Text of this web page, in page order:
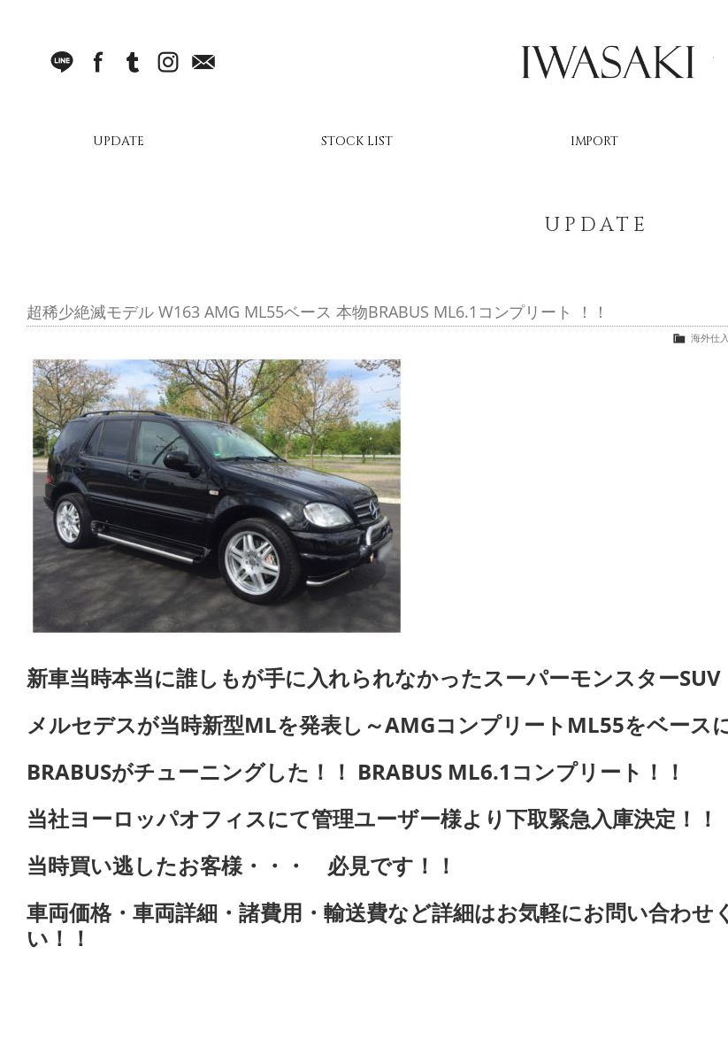
LINE facebookTumblr Instagram
UPDATE STOCK LIST IMPORT
UPDATE
超稀少絶滅モデル W163 AMG ML55ベース 本物BRABUS ML6.1コンプリート ！！
海外仕
新車当時本当に誰しもが手に入れられなかったスーパーモンスターSUV
メルセデスが当時新型MLを発表し～AMGコンプリートML55をベース
BRABUSがチューニングした！！ BRABUS ML6.1コンプリート！！
当社ヨーロッパオフィスにて管理ユーザー様より下取緊急入庫決定！！
当時買い逃したお客様・・・ 必見です！！
車両価格・車両詳細・諸費用・輸送費など詳細はお気軽にお問い合わせ
い！！